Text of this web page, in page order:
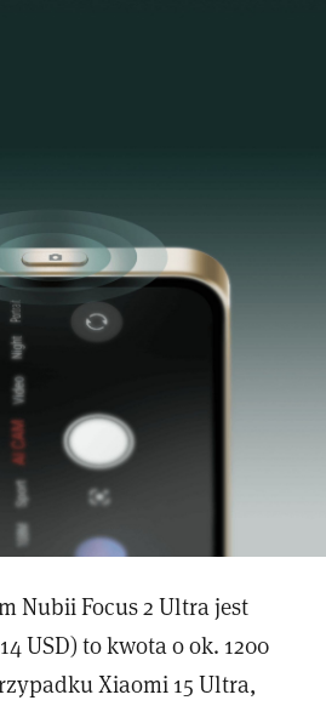
Nubii Focus 2 Ultra jest
USD) to kwota o ok. 1200
Xiaomi 15 Ultra,